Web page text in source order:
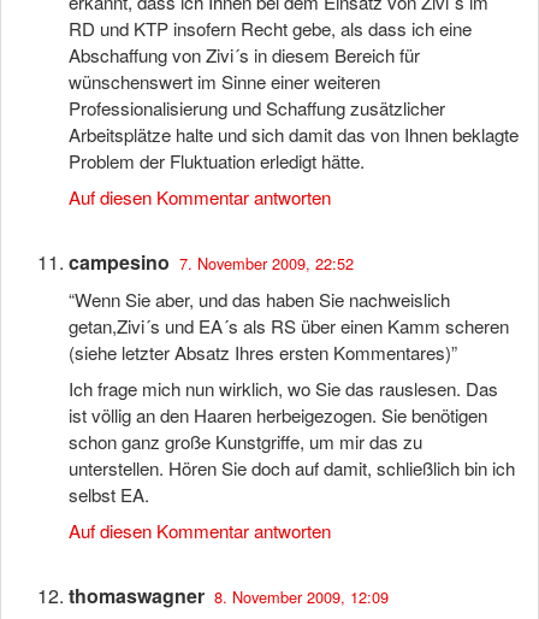
RD und KTP insofern Recht gebe, als dass ich eine
Abschaffung von Zivi´s in diesem Bereich für
wünschenswert im Sinne einer weiteren
Professionalisierung und Schaffung zusätzlicher
Arbeitsplätze halte und sich damit das von Ihnen beklagte
Problem der Fluktuation erledigt hätte.
Auf diesen Kommentar antworten
campesino 7. November 2009, 22:52
“Wenn Sie aber, und das haben Sie nachweislich
getan,Zivi´s und EA´s als RS über einen Kamm scheren
(siehe letzter Absatz Ihres ersten Kommentares)”
Ich frage mich nun wirklich, wo Sie das rauslesen. Das
ist völlig an den Haaren herbeigezogen. Sie benötigen
schon ganz große Kunstgriffe, um mir das zu
unterstellen. Hören Sie doch auf damit, schließlich bin ich
selbst EA.
Auf diesen Kommentar antworten
thomaswagner 8. November 2009, 12:09